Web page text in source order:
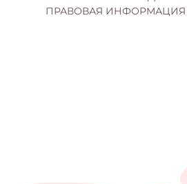
ПРАВОВАЯ ИНФОРМАЦИЯ